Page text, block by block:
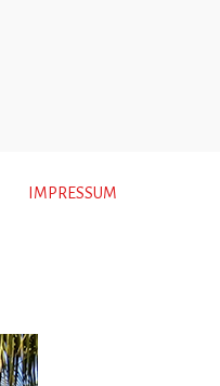
IMPRESSUM